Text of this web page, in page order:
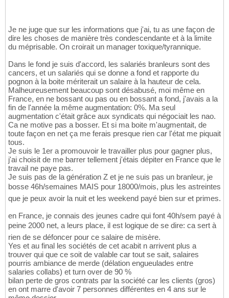
Je ne juge que sur les informations que j'ai, tu as une façon de
dire les choses de manière très condescendante et à la limite
du méprisable. On croirait un manager toxique/tyrannique.
Dans le fond je suis d'accord, les salariés branleurs sont des
cancers, et un salariés qui se donne a fond et rapporte du
pognon à la boite mériterait un salaire à la hauteur de cela.
Malheureusement beaucoup sont désabusé, moi même en
France, en ne bossant ou pas ou en bossant a fond, j'avais a la
fin de l'année la même augmentation: 0%. Ma seul
augmentation c'était grâce aux syndicats qui négociait les nao.
Ca ne motive pas a bosser. Et si ma boite m'augmentait, de
toute façon en net ça me ferais presque rien car l'état me piquait
tous.
Je suis le 1er a promouvoir le travailler plus pour gagner plus,
j'ai choisit de me barrer tellement j'étais dépiter en France que le
travail ne paye pas.
Je suis pas de la génération Z et je ne suis pas un branleur, je
bosse 46h/semaines MAIS pour 18000/mois, plus les astreintes
que je peux avoir la nuit et les weekend payé bien sur et primes.
en France, je connais des jeunes cadre qui font 40h/sem payé à
peine 2000 net, a leurs place, il est logique de se dire: ca sert à
rien de se défoncer pour ce salaire de misère.
Yes et au final les sociétés de cet acabit n arrivent plus a
trouver qui que ce soit de valable car tout se sait, salaires
pourris ambiance de merde (délation engueulades entre
salaries collabs) et turn over de 90 %
bilan perte de gros contrats par la société car les clients (gros)
en ont marre d'avoir 7 personnes différentes en 4 ans sur le